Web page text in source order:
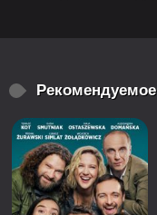
Рекомендуемое